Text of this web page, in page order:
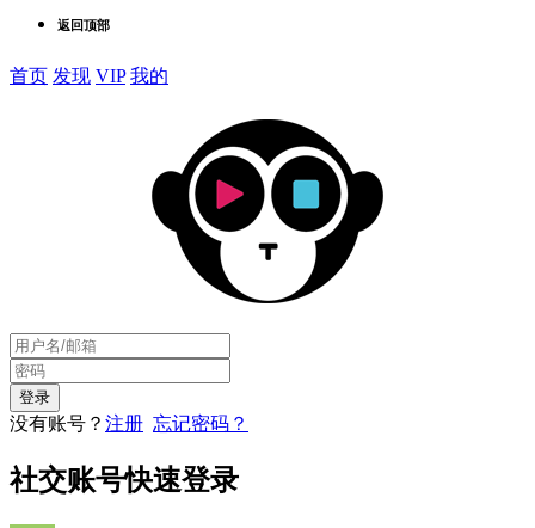
返回顶部
首页 发现 VIP 我的
没有账号？ 注册 忘记密码？
社交账号快速登录